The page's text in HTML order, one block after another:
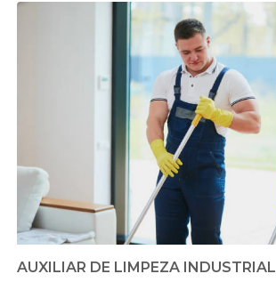
AUXILIAR DE LIMPEZA INDUSTRIAL